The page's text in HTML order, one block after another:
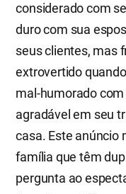
considerado com
duro com sua
seus clientes, mas
extrovertido
mal-humorado
agradável em seu
casa. Este anúncio
família que têm
pergunta ao